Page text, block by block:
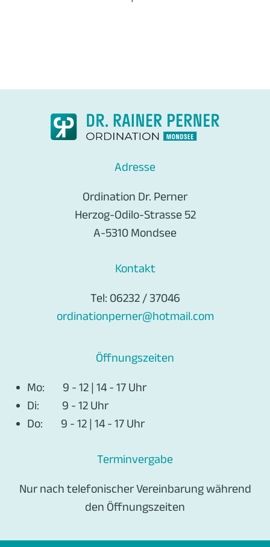
Adresse
Ordination Dr. Perner
Herzog-Odilo-Strasse 52
A-5310 Mondsee
Kontakt
Tel: 06232 / 37046
ordinationperner@hotmail.com
Öffnungszeiten
Mo:
9 - 12 | 14 - 17 Uhr
Di:
9 - 12 Uhr
Do:
9 - 12 | 14 - 17 Uhr
Terminvergabe
Nur nach telefonischer Vereinbarung während
den Öffnungszeiten